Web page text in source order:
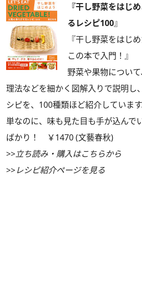
『干し野菜をはじ
るレシピ100』
『干し野菜をはじ
この本で入門！』
野菜や果物につい
理法などを細かく図解入りで説明し
シピを、100種類ほど紹介していま
単なのに、味も見た目も手が込んで
ばかり！ ￥1470 (文藝春秋)
>>立ち読み・購入はこちらから
>>レシピ紹介ページを見る